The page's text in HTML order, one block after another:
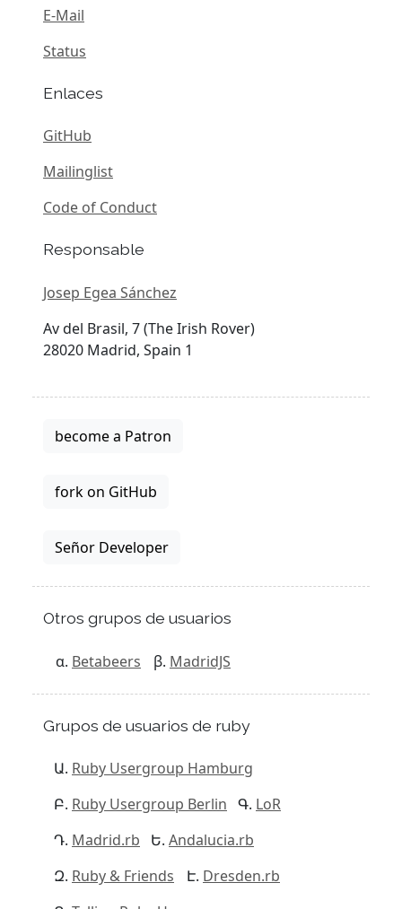
E-Mail
Status
Enlaces
GitHub
Mailinglist
Code of Conduct
Responsable
Josep Egea Sánchez
Av del Brasil, 7 (The Irish Rover)
28020 Madrid, Spain 1
become a Patron
fork on GitHub
Señor Developer
Otros grupos de usuarios
Betabeers MadridJS
Grupos de usuarios de ruby
Ruby Usergroup Hamburg
Ruby Usergroup Berlin
LoR
Madrid.rb
Andalucia.rb
Ruby & Friends
Dresden.rb